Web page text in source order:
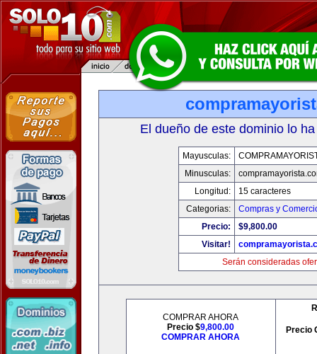
El dueño de este dominio lo
Mayusculas:
Minusculas:
Longitud:
15 caracteres
Categorias:
Compras y
Precio:
$9,800.00
Visitar!
Serán consideradas
COMPRAR AHORA
Precio $9,800.00
COMPRAR AHORA
Precio